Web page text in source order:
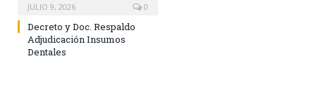
JULIO 9, 2026 0
Decreto y Doc. Respaldo
Adjudicación Insumos
Dentales